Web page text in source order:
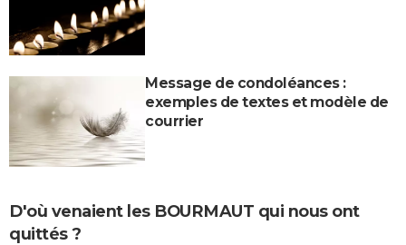
Message de condoléances :
exemples de textes et modèle de
courrier
D'où venaient les BOURMAUT qui nous ont
quittés ?